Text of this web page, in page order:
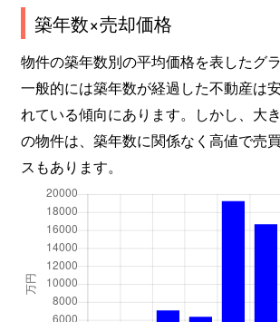
築年数×売却価格
物件の築年数別の平均価格を表したグラ
一般的には築年数が経過した不動産は
れている傾向にあります。しかし、大
の物件は、築年数に関係なく高値で売
スもあります。